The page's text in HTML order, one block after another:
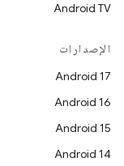
Android TV
الإصدارات
Android 17
Android 16
Android 15
Android 14